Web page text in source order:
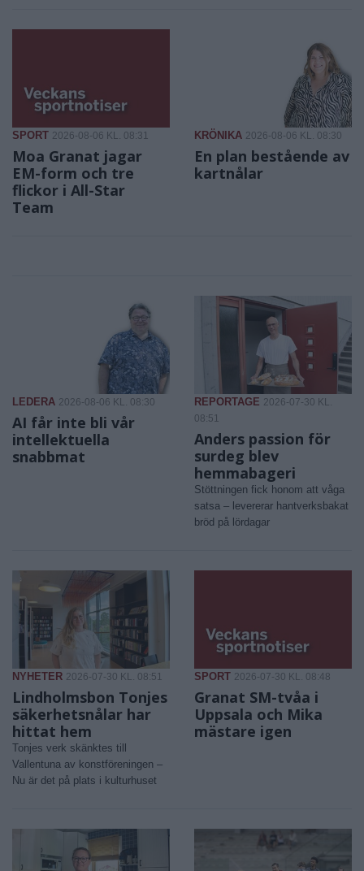
SPORT 2026-08-06 KL. 08:31
Moa Granat jagar
EM-form och tre
flickor i All-Star
Team
KRÖNIKA 2026-08-06 KL. 08:30
En plan bestående av
kartnålar
LEDERA 2026-08-06 KL. 08:30
AI får inte bli vår
intellektuella
snabbmat
REPORTAGE 2026-07-30 KL.
08:51
Anders passion för
surdeg blev
hemmabageri
Stöttningen fick honom att våga
satsa – levererar hantverksbakat
bröd på lördagar
NYHETER 2026-07-30 KL. 08:51
Lindholmsbon Tonjes
säkerhetsnålar har
hittat hem
Tonjes verk skänktes till
Vallentuna av konstföreningen –
Nu är det på plats i kulturhuset
SPORT 2026-07-30 KL. 08:48
Granat SM-tvåa i
Uppsala och Mika
mästare igen